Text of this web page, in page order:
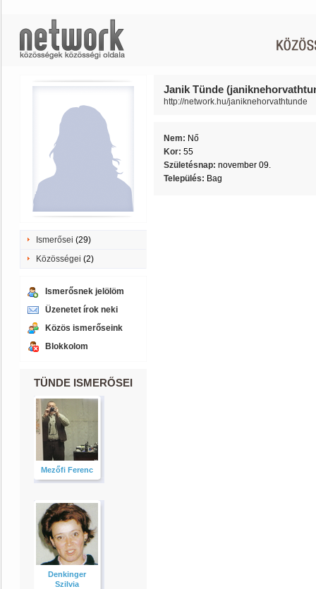
Ismerősei (29)
Közösségei (2)
Ismerősnek jelölöm
Üzenetet írok neki
Közös ismerőseink
Blokkolom
TÜNDE ISMERŐSEI
Mezőfi Ferenc
Denkinger
Szilvia
Janik Tünde
http://network.hu/janiknehorvathtunde
Nem: Nő
Kor: 55
Születésnap: november 09.
Település: Bag